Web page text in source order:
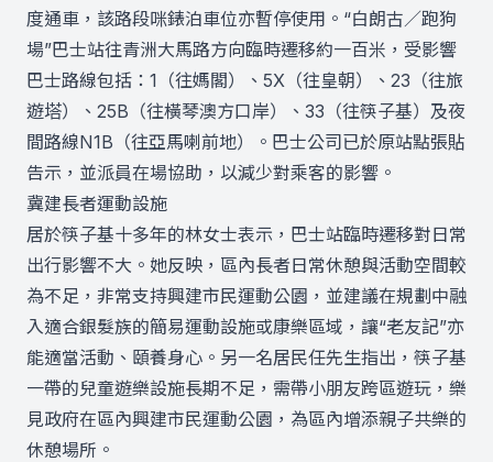
度通車，該路段咪錶泊車位亦暫停使用。“白朗古／跑狗
場”巴士站往青洲大馬路方向臨時遷移約一百米，受影響
巴士路線包括：1（往媽閣）、5X（往皇朝）、23（往旅
遊塔）、25B（往橫琴澳方口岸）、33（往筷子基）及夜
間路線N1B（往亞馬喇前地）。巴士公司已於原站點張貼
告示，並派員在場協助，以減少對乘客的影響。
冀建長者運動設施
居於筷子基十多年的林女士表示，巴士站臨時遷移對日常
出行影響不大。她反映，區內長者日常休憩與活動空間較
為不足，非常支持興建市民運動公園，並建議在規劃中融
入適合銀髮族的簡易運動設施或康樂區域，讓“老友記”亦
能適當活動、頤養身心。另一名居民任先生指出，筷子基
一帶的兒童遊樂設施長期不足，需帶小朋友跨區遊玩，樂
見政府在區內興建市民運動公園，為區內增添親子共樂的
休憩場所。